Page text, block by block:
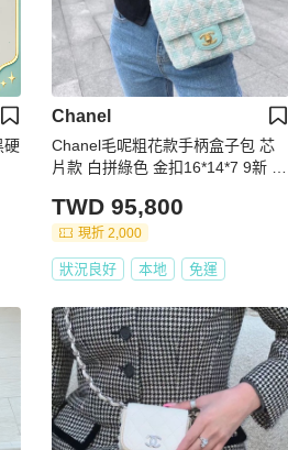
硬
Chanel
Chanel毛呢粗花款手柄盒子包 芯
片款 白拼綠色 金扣16*14*7 9新 配
TWD 95,800
現折 2,000
狀況良好 本地 免運